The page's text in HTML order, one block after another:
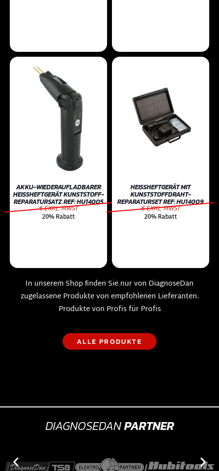
AKKU-WIEDERAUFLADBARER
HEISSHEFTGERÄT KUNSTSTOFF-
REPARATURSATZ REF: HU14005
€ EXKL. MWST
20% Rabatt
HEISSHEFTGERÄT MIT K
UNSTSTOFFDRAHT-R
EPARATURSET REF: HU14009
€ EXKL. MWST
20% Rabatt
In unserem Shop ﬁnden Sie nur von DiagnoseDan
zugelassene Produkte von empfohlenen Lieferanten.
Produkte von Profis für Profis
ALLE PRODUKTE
DIAGNOSEDANPARTNER